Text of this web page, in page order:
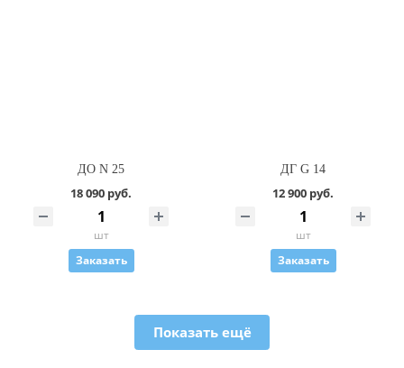
ДО N 25
18 090 руб.
шт
Заказать
ДГ G 14
12 900 руб.
шт
Заказать
Показать ещё